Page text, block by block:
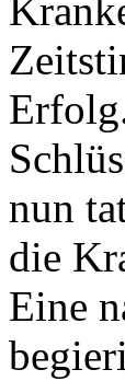
nun
die
Eine